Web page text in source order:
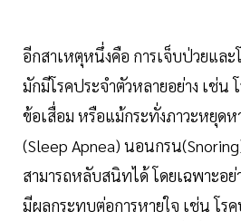
อีกสาเหตุหนึ่งคือ การเจ็บป่วยและ
มักมีโรคประจำตัวหลายอย่าง เช่น
ข้อเสื่อม หรือแม้กระทั่งภาวะหยุด
(Sleep Apnea) นอนกรน
สามารถหลับสนิทได้ โดยเฉพาะอย่
มีผลกระทบต่อการหายใจ เช่น โร